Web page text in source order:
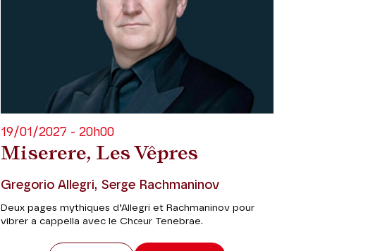
Miserere, Les Vêpres
19/01/2027 - 20h00
Gregorio Allegri, Serge Rachmaninov
Deux pages mythiques d’Allegri et Rachmaninov pour
vibrer a cappella avec le Chœur Tenebrae.